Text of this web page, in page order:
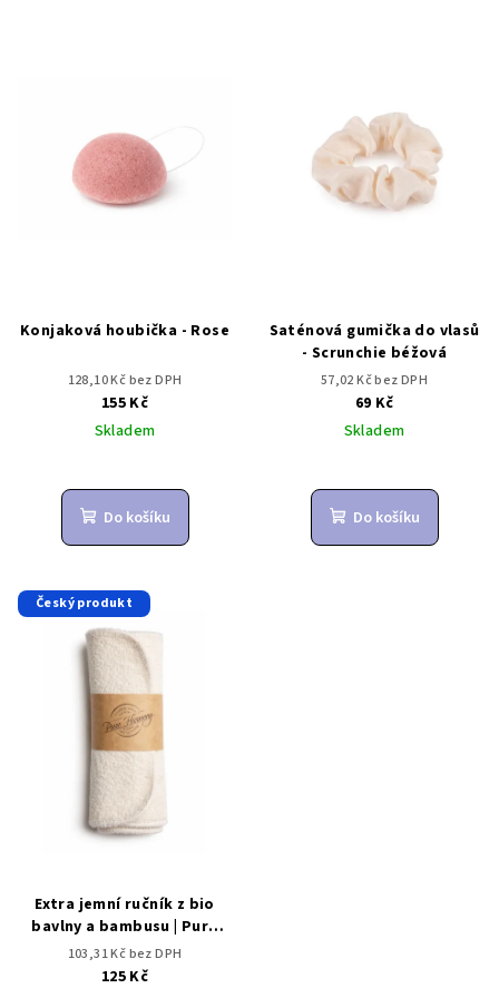
Konjaková houbička - Rose
128,10 Kč bez DPH
155 Kč
Skladem
Do košíku
Saténová gumička do vlasů
- Scrunchie béžová
57,02 Kč bez DPH
69 Kč
Skladem
Do košíku
Český produkt
Extra jemní ručník z bio
bavlny a bambusu | Pure
Harmony
103,31 Kč bez DPH
125 Kč